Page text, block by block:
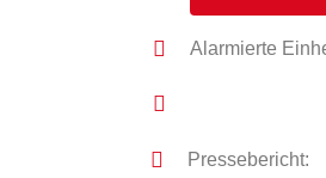
Alarmierte
Pressebericht: